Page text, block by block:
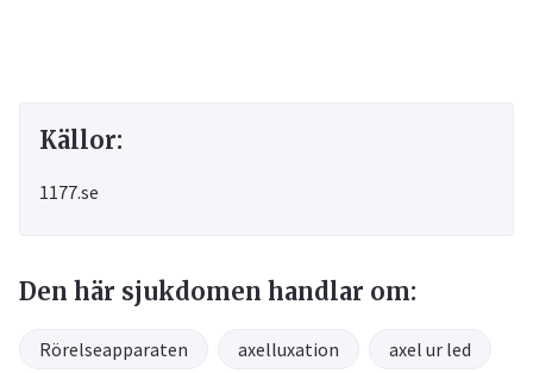
Källor:
1177.se
Den här sjukdomen handlar om:
Rörelseapparaten axelluxation axel ur led